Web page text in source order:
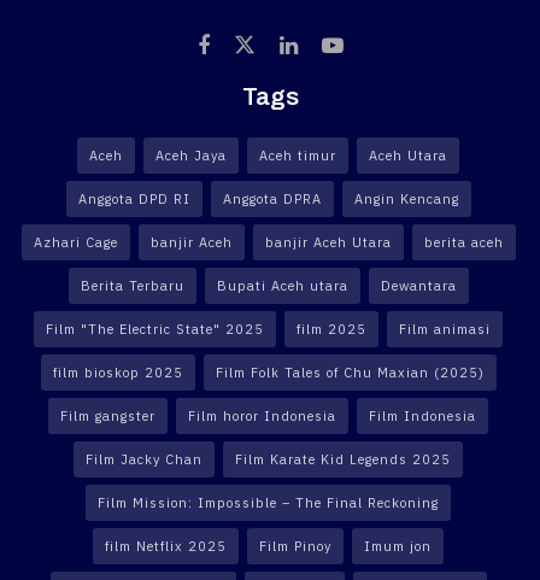
Tags
Aceh Aceh Jaya Aceh timur Aceh Utara
Anggota DPD RI Anggota DPRA Angin Kencang
Azhari Cage banjir Aceh banjir Aceh Utara berita aceh
Berita Terbaru Bupati Aceh utara Dewantara
Film "The Electric State" 2025 film 2025 Film animasi
film bioskop 2025 Film Folk Tales of Chu Maxian (2025)
Film gangster Film horor Indonesia Film Indonesia
Film Jacky Chan Film Karate Kid Legends 2025
Film Mission: Impossible – The Final Reckoning
film Netflix 2025 Film Pinoy Imum jon